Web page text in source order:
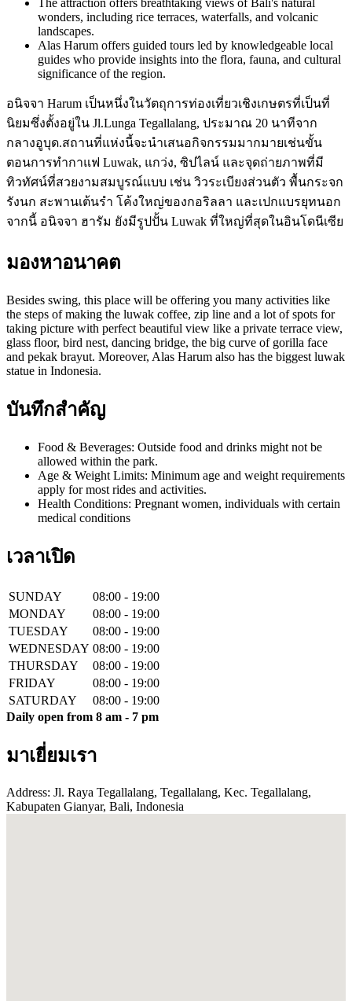
The attraction offers breathtaking views of Bali's natural
wonders, including rice terraces, waterfalls, and volcanic
landscapes.
Alas Harum offers guided tours led by knowledgeable local
guides who provide insights into the flora, fauna, and cultural
significance of the region.
อนิจจา Harum เป็นหนึ่งในวัตถุการท่องเที่ยวเชิงเกษตรที่เป็นที่
นิยมซึ่งตั้งอยู่ใน Jl.Lunga Tegallalang, ประมาณ 20 นาทีจาก
กลางอูบุด.สถานที่แห่งนี้จะนำเสนอกิจกรรมมากมายเช่นขั้น
ตอนการทำกาแฟ Luwak, แกว่ง, ซิปไลน์ และจุดถ่ายภาพที่มี
ทิวทัศน์ที่สวยงามสมบูรณ์แบบ เช่น วิวระเบียงส่วนตัว พื้นกระจก
รังนก สะพานเต้นรำ โค้งใหญ่ของกอริลลา และเปกแบรยุทนอก
จากนี้ อนิจจา ฮารัม ยังมีรูปปั้น Luwak ที่ใหญ่ที่สุดในอินโดนีเซีย
มองหาอนาคต
Besides swing, this place will be offering you many activities like
the steps of making the luwak coffee, zip line and a lot of spots for
taking picture with perfect beautiful view like a private terrace view,
glass floor, bird nest, dancing bridge, the big curve of gorilla face
and pekak brayut. Moreover, Alas Harum also has the biggest luwak
statue in Indonesia.
บันทึกสำคัญ
Food & Beverages: Outside food and drinks might not be
allowed within the park.
Age & Weight Limits: Minimum age and weight requirements
apply for most rides and activities.
Health Conditions: Pregnant women, individuals with certain
medical conditions
เวลาเปิด
SUNDAY
08:00 - 19:00
MONDAY
08:00 - 19:00
TUESDAY
08:00 - 19:00
WEDNESDAY 08:00 - 19:00
THURSDAY
08:00 - 19:00
FRIDAY
08:00 - 19:00
SATURDAY
08:00 - 19:00
Daily open from 8 am - 7 pm
มาเยี่ยมเรา
Address: Jl. Raya Tegallalang, Tegallalang, Kec. Tegallalang,
Kabupaten Gianyar, Bali, Indonesia